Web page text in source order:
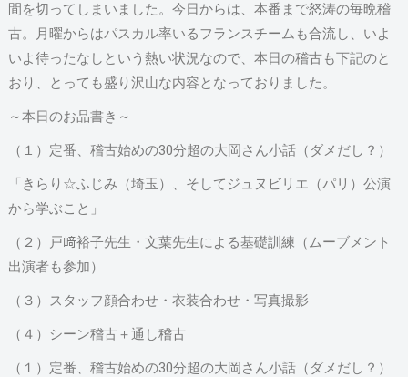
間を切ってしまいました。今日からは、本番まで怒涛の毎晩稽
古。月曜からはパスカル率いるフランスチームも合流し、いよ
いよ待ったなしという熱い状況なので、本日の稽古も下記のと
おり、とっても盛り沢山な内容となっておりました。
～本日のお品書き～
（１）定番、稽古始めの30分超の大岡さん小話（ダメだし？）
「きらり☆ふじみ（埼玉）、そしてジュヌビリエ（パリ）公演
から学ぶこと」
（２）戸﨑裕子先生・文葉先生による基礎訓練（ムーブメント
出演者も参加）
（３）スタッフ顔合わせ・衣装合わせ・写真撮影
（４）シーン稽古＋通し稽古
（１）定番、稽古始めの30分超の大岡さん小話（ダメだし？）